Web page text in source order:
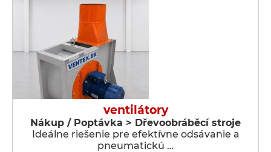
ventilátory
Nákup / Poptávka > Dřevoobráběcí stroje
Ideálne riešenie pre efektívne odsávanie a
pneumatickú …